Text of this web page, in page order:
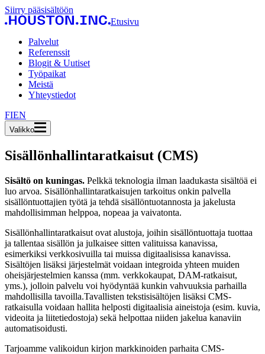
Siirry pääsisältöön
Etusivu
Palvelut
Referenssit
Blogit & Uutiset
Työpaikat
Meistä
Yhteystiedot
FIEN
Valikko
Sisällönhallinta­ratkaisut (CMS)
Sisältö on kuningas. Pelkkä teknologia ilman laadukasta sisältöä ei
luo arvoa. Sisällönhallintaratkaisujen tarkoitus onkin palvella
sisällöntuottajien työtä ja tehdä sisällöntuotannosta ja jakelusta
mahdollisimman helppoa, nopeaa ja vaivatonta.
Sisällönhallintaratkaisut ovat alustoja, joihin sisällöntuottaja tuottaa
ja tallentaa sisällön ja julkaisee sitten valituissa kanavissa,
esimerkiksi verkkosivuilla tai muissa digitaalisissa kanavissa.
Sisältöjen lisäksi järjestelmät voidaan integroida yhteen muiden
oheisjärjestelmien kanssa (mm. verkkokaupat, DAM-ratkaisut,
yms.), jolloin palvelu voi hyödyntää kunkin vahvuuksia parhailla
mahdollisilla tavoilla.Tavallisten tekstisisältöjen lisäksi CMS-
ratkaisulla voidaan hallita helposti digitaalisia aineistoja (esim. kuvia,
videoita ja liitetiedostoja) sekä helpottaa niiden jakelua kanaviin
automatisoidusti.
Tarjoamme valikoidun kirjon markkinoiden parhaita CMS-